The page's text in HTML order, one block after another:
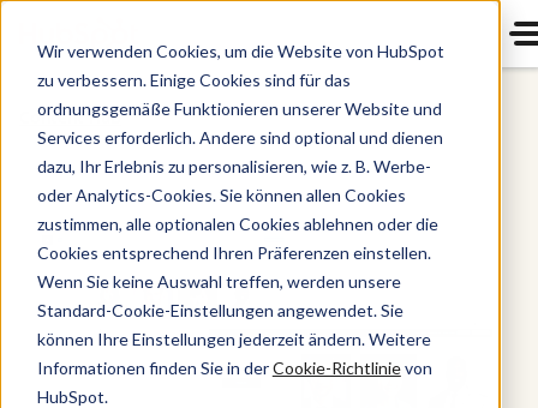
Wir verwenden Cookies, um die Website von HubSpot
zu verbessern. Einige Cookies sind für das
ordnungsgemäße Funktionieren unserer Website und
Services erforderlich. Andere sind optional und dienen
dazu, Ihr Erlebnis zu personalisieren, wie z. B. Werbe-
oder Analytics-Cookies. Sie können allen Cookies
zustimmen, alle optionalen Cookies ablehnen oder die
Cookies entsprechend Ihren Präferenzen einstellen.
Wenn Sie keine Auswahl treffen, werden unsere
Standard-Cookie-Einstellungen angewendet. Sie
können Ihre Einstellungen jederzeit ändern. Weitere
Informationen finden Sie in derCookie-Richtlinievon
HubSpot.
Content Hub